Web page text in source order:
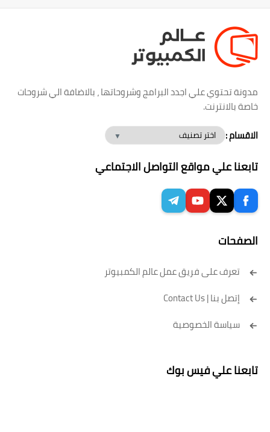
مدونة تحتوي علي اجدد البرامج وشروحاتها ، بالاضافة الي شروحات
خاصة بالانترنت.
الاقسام :
تابعنا علي مواقع التواصل الاجتماعي
الصفحات
تعرف على فريق عمل عالم الكمبيوتر
إتصل بنا | Contact Us
سياسة الخصوصية
تابعنا علي فيس بوك